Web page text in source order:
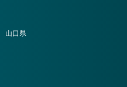
山口県